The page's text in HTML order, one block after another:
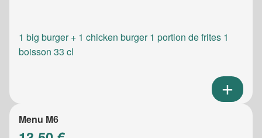
1 big burger + 1 chicken burger 1 portion de frites 1
boisson 33 cl
Menu M6